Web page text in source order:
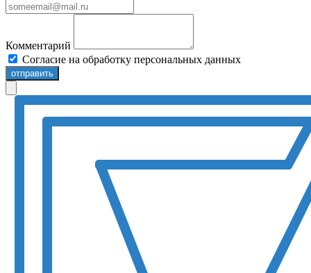
Комментарий
Согласие на обработку персональных данных
отправить